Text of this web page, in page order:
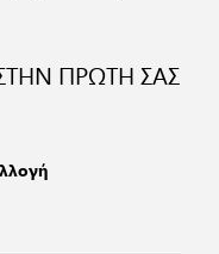
ΠΡΩΤΗ ΣΑΣ